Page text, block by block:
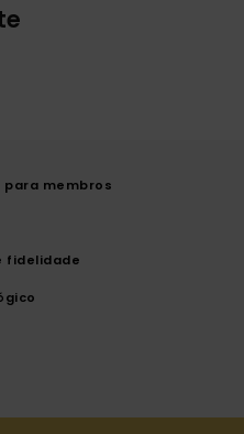
para membros
fidelidade